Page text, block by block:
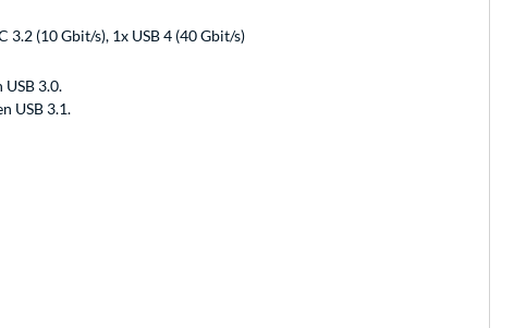
3.2 (10 Gbit/s), 1x USB 4 (40 Gbit/s)
USB 3.0.
USB 3.1.